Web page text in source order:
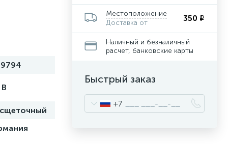
В
Местоположение
Доставка от
350 ₽
Наличный и безналичный
расчет, банковские карты
Быстрый заказ
+7